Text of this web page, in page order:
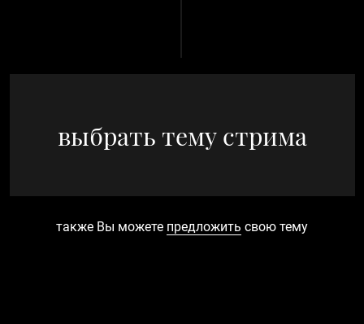
выбрать тему стрима
также Вы можете предложить свою тему